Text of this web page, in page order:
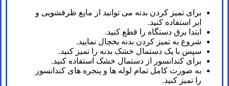
برای تمیز کردن بدنه می توانید از مایع ظرفشویی و
ابر استفاده کنید.
ابتدا برق دستگاه را قطع کنید.
شروع به تمیز کردن بدنه یخچال نمایید.
سپس با یک دستمال خشک بدنه را تمیز کنید.
برای کندانسور از دستمال خشک استفاده کنید.
به صورت کامل تمام لوله ها و پنجره های کندانسور
را تمیز کنید.